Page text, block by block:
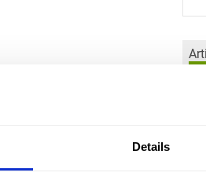
Details